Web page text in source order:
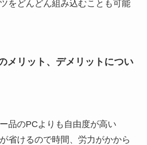
をどんどん組み込むことも可能
メリット、デメリットについ
品のPCよりも自由度が高い
省けるので時間、労力がかから